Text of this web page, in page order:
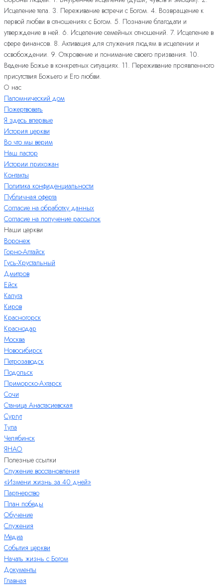
Исцеление тела. 3. Переживание встречи с Богом. 4. Возвращение к
первой любви в отношениях с Богом. 5. Познание благодати и
утверждение в ней. 6. Исцеление семейных отношений. 7. Исцеление в
сфере финансов. 8. Активация для служения людям в исцелении и
освобождении. 9. Откровение и понимание своего призвания. 10.
Ведение Божье в конкретных ситуациях. 11. Переживание проявленного
присутствия Божьего и Его любви.
О нас
Паломнический дом
Пожертвовать
Я здесь впервые
История церкви
Во что мы верим
Наш пастор
Истории прихожан
Контакты
Политика конфиденциальности
Публичная оферта
Согласие на обработку данных
Согласие на получение рассылок
Наши церкви
Воронеж
Горно-Алтайск
Гусь-Хрустальный
Дмитров
Ейск
Калуга
Киров
Красногорск
Краснодар
Москва
Новосибирск
Петрозаводск
Подольск
Приморско-Ахтарск
Сочи
Станица Анастасиевская
Сургут
Тула
Челябинск
ЯНАО
Полезные ссылки
Служение восстановления
«Измени жизнь за 40 дней»
Партнерство
План победы
Обучение
Служения
Медиа
События церкви
Начать жизнь с Богом
Документы
Главная